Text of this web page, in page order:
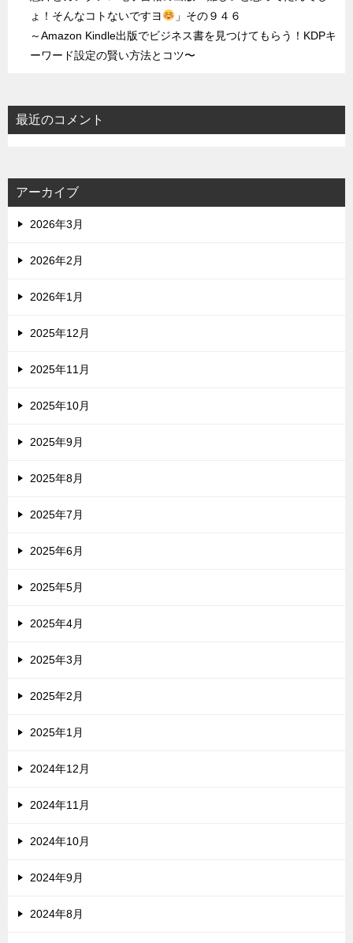
ょ！そんなコトないですヨ
」その９４６
～Amazon Kindle出版でビジネス書を見つけてもらう！KDPキ
ーワード設定の賢い方法とコツ〜
最近のコメント
アーカイブ
2026年3月
2026年2月
2026年1月
2025年12月
2025年11月
2025年10月
2025年9月
2025年8月
2025年7月
2025年6月
2025年5月
2025年4月
2025年3月
2025年2月
2025年1月
2024年12月
2024年11月
2024年10月
2024年9月
2024年8月